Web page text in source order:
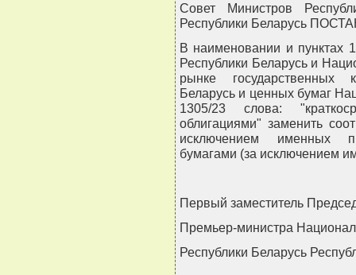
Совет Министров
Республики Беларусь
В наименовании и пунктах
Республики Беларусь и
рынке государственных
Беларусь и ценных бумаг
1305/23 слова:
облигациями" заменить
исключением именных
бумагами (за исключением
Первый заместитель
Премьер-министра
Республики Беларусь